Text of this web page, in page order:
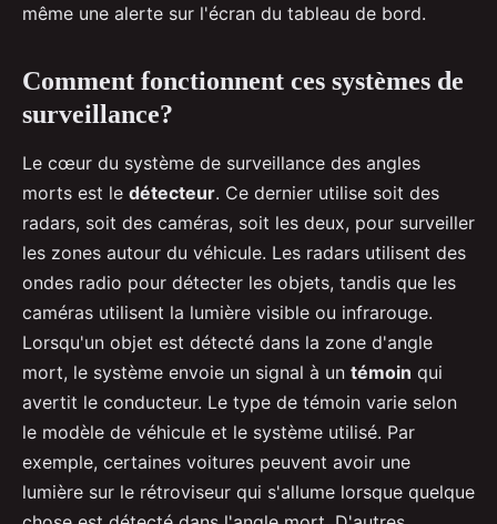
même une alerte sur l'écran du tableau de bord.
Comment fonctionnent ces systèmes de
surveillance?
Le cœur du système de surveillance des angles
morts est le détecteur. Ce dernier utilise soit des
radars, soit des caméras, soit les deux, pour surveiller
les zones autour du véhicule. Les radars utilisent des
ondes radio pour détecter les objets, tandis que les
caméras utilisent la lumière visible ou infrarouge.
Lorsqu'un objet est détecté dans la zone d'angle
mort, le système envoie un signal à un témoin qui
avertit le conducteur. Le type de témoin varie selon
le modèle de véhicule et le système utilisé. Par
exemple, certaines voitures peuvent avoir une
lumière sur le rétroviseur qui s'allume lorsque quelque